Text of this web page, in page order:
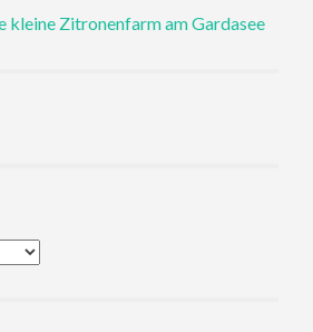
kleine Zitronenfarm am Gardasee